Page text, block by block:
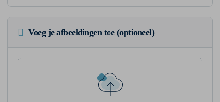
Voeg je afbeeldingen toe (optioneel)